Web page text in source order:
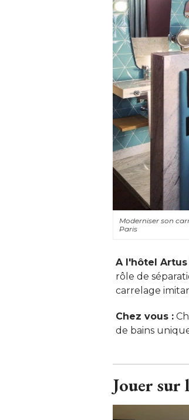
Moderniser son
Paris
A l'hôtel Artus
rôle de
carrelage
Chez vous :
de bains
Jouer sur